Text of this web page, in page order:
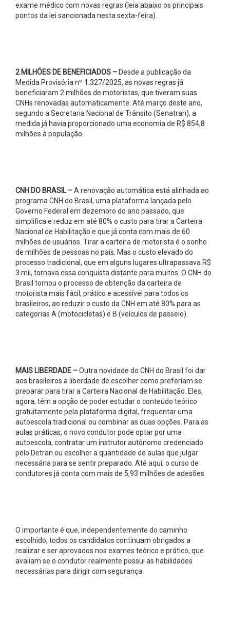
exame médico com novas regras (leia abaixo os principais
pontos da lei sancionada nesta sexta-feira).
2 MILHÕES DE BENEFICIADOS – Desde a publicação da
Medida Provisória nº 1.327/2025, as novas regras já
beneficiaram 2 milhões de motoristas, que tiveram suas
CNHs renovadas automaticamente. Até março deste ano,
segundo a Secretaria Nacional de Trânsito (Senatran), a
medida já havia proporcionado uma economia de R$ 854,8
milhões à população.
CNH DO BRASIL –A renovação automática está alinhada ao
programa CNH do Brasil, uma plataforma lançada pelo
Governo Federal em dezembro do ano passado, que
simplifica e reduz em até 80% o custo para tirar a Carteira
Nacional de Habilitação e que já conta com mais de 60
milhões de usuários. Tirar a carteira de motorista é o sonho
de milhões de pessoas no país. Mas o custo elevado do
processo tradicional, que em alguns lugares ultrapassava R$
3 mil, tornava essa conquista distante para muitos. O CNH do
Brasil tornou o processo de obtenção da carteira de
motorista mais fácil, prático e acessível para todos os
brasileiros, ao reduzir o custo da CNH em até 80% para as
categorias A (motocicletas) e B (veículos de passeio).
MAIS LIBERDADE –Outra novidade do CNH do Brasil foi dar
aos brasileiros a liberdade de escolher como preferiam se
preparar para tirar a Carteira Nacional de Habilitação. Eles,
agora, têm a opção de poder estudar o conteúdo teórico
gratuitamente pela plataforma digital, frequentar uma
autoescola tradicional ou combinar as duas opções. Para as
aulas práticas, o novo condutor pode optar por uma
autoescola, contratar um instrutor autônomo credenciado
pelo Detran ou escolher a quantidade de aulas que julgar
necessária para se sentir preparado. Até aqui, o curso de
condutores já conta com mais de 5,93 milhões de adesões.
O importante é que, independentemente do caminho
escolhido, todos os candidatos continuam obrigados a
realizar e ser aprovados nos exames teórico e prático, que
avaliam se o condutor realmente possui as habilidades
necessárias para dirigir com segurança.